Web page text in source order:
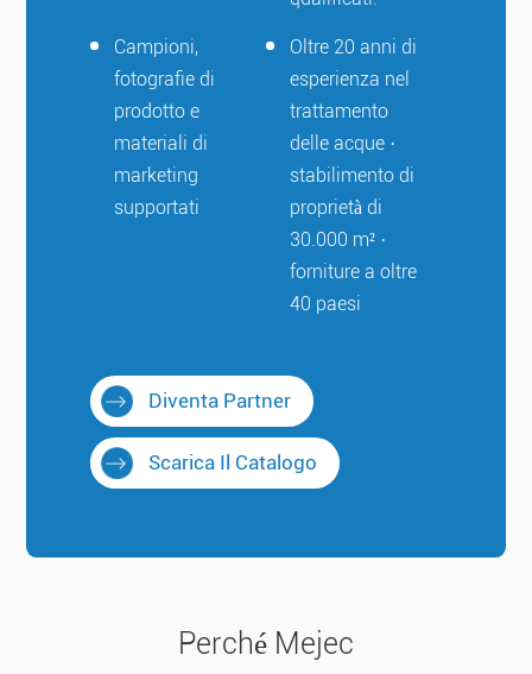
Campioni,
fotografie di
prodotto e
materiali di
marketing
supportati
Oltre 20 anni di
esperienza nel
trattamento
delle acque ·
stabilimento di
proprietà di
30.000 m² ·
forniture a oltre
40 paesi
Diventa Partner
Scarica Il Catalogo
Perché Mejec